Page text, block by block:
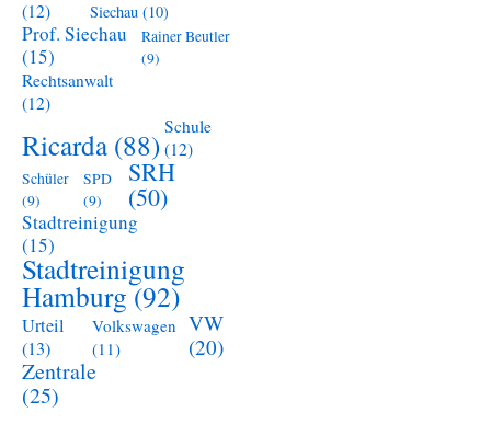
(12)
Siechau (10)
Prof. Siechau
(15)
Rainer Beutler
(9)
Rechtsanwalt
(12)
Ricarda (88) Schule
(12)
Schüler
(9)
SPD
(9)
SRH
(50)
Stadtreinigung
(15)
Stadtreinigung
Hamburg(92)
Urteil
(13)
Volkswagen
(11)
VW
(20)
Zentrale
(25)